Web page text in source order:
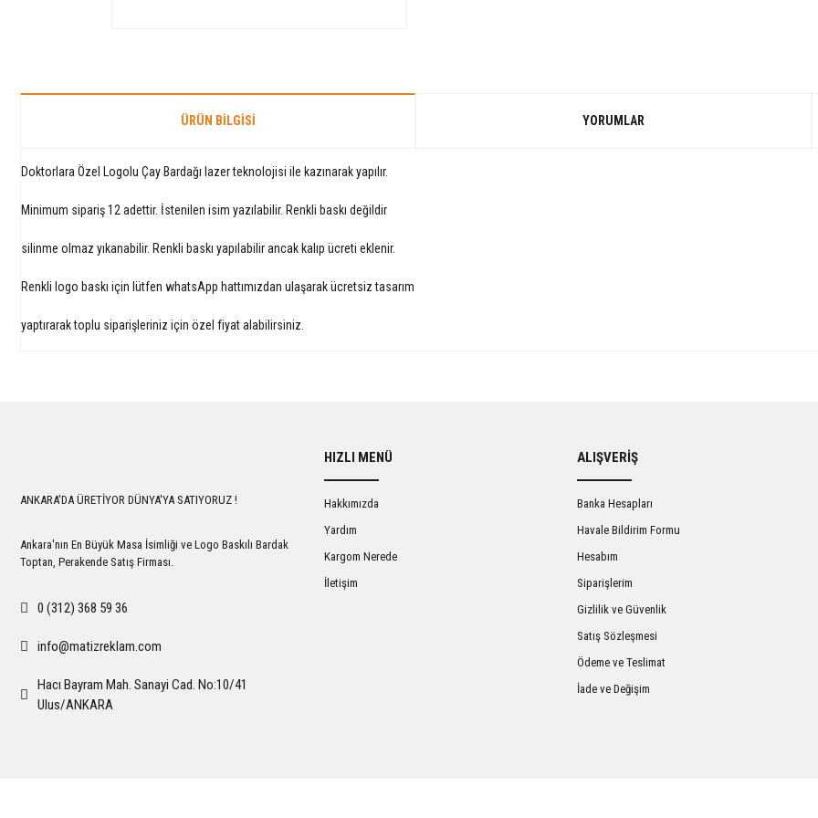
ÜRÜN BILGISI YORUMLAR
Doktorlara Özel Logolu Çay Bardağı lazer teknolojisi ile kazınarak yapılır.
Minimum sipariş 12 adettir. İstenilen isim yazılabilir. Renkli baskı değildir
silinme olmaz yıkanabilir. Renkli baskı yapılabilir ancak kalıp ücreti eklenir.
Renkli logo baskı için lütfen whatsApp hattımızdan ulaşarak ücretsiz tasarım
yaptırarak toplu siparişleriniz için özel fiyat alabilirsiniz.
Yorum Yaz
ANKARA'DA ÜRETİYOR DÜNYA'YA SATIYORUZ !
Ankara'nın En Büyük Masa İsimliği ve Logo Baskılı Bardak
Toptan, Perakende Satış Firması.
0 (312) 368 59 36
info@matizreklam.com
Hacı Bayram Mah. Sanayi Cad. No:10/41
Ulus/ANKARA
HIZLI MENÜ
Hakkımızda
Yardım
Kargom Nerede
İletişim
ALIŞVERİŞ
Banka Hesapları
Havale Bildirim Formu
Hesabım
Siparişlerim
Gizlilik ve Güvenlik
Satış Sözleşmesi
Ödeme ve Teslimat
İade ve Değişim